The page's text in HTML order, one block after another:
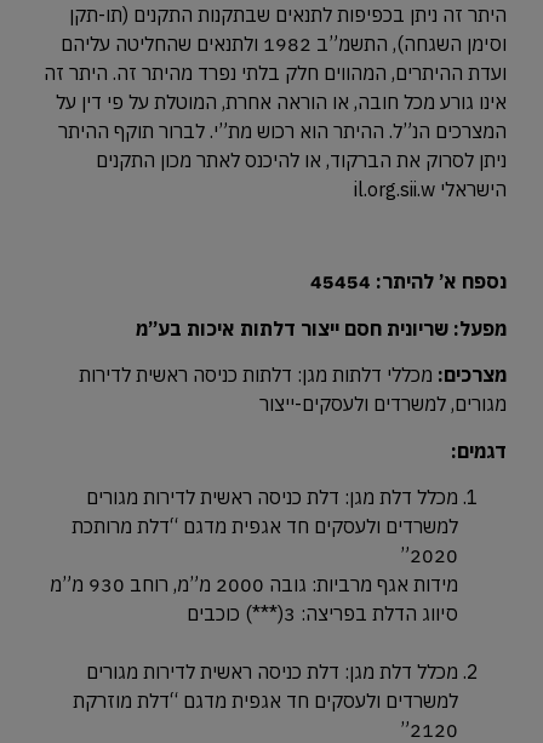
היתר זה ניתן בכפיפות לתנאים שבתקנות התקנים (תו-תקן
וסימן השגחה), התשמ”ב 1982 ולתנאים שהחליטה עליהם
ועדת ההיתרים, המהווים חלק בלתי נפרד מהיתר זה. היתר זה
אינו גורע מכל חובה, או הוראה אחרת, המוטלת על פי דין על
המצרכים הנ”ל. ההיתר הוא רכוש מת”י. לברור תוקף ההיתר
ניתן לסרוק את הברקוד, או להיכנס לאתר מכון התקנים
הישראלי il.org.sii.w
נספח א’ להיתר: 45454
מפעל: שריונית חסם ייצור דלתות איכות בע”מ
מצרכים: מכללי דלתות מגן: דלתות כניסה ראשית לדירות
מגורים, למשרדים ולעסקים-ייצור
דגמים:
מכלל דלת מגן: דלת כניסה ראשית לדירות מגורים
למשרדים ולעסקים חד אגפית מדגם “דלת מרותכת
2020”
מידות אגף מרביות: גובה 2000 מ”מ, רוחב 930 מ”מ
סיווג הדלת בפריצה: 3(***) כוכבים
מכלל דלת מגן: דלת כניסה ראשית לדירות מגורים
למשרדים ולעסקים חד אגפית מדגם “דלת מוזרקת
2120”